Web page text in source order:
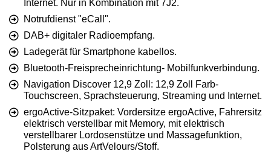
Internet. Nur in Kombination mit 7J2.
Notrufdienst "eCall".
DAB+ digitaler Radioempfang.
Ladegerät für Smartphone kabellos.
Bluetooth-Freisprecheinrichtung- Mobilfunkverbindung.
Navigation Discover 12,9 Zoll: 12,9 Zoll Farb-
Touchscreen, Sprachsteuerung, Streaming und Internet.
ergoActive-Sitzpaket: Vordersitze ergoActive, Fahrersitz
elektrisch verstellbar mit Memory, mit elektrisch
verstellbarer Lordosenstütze und Massagefunktion,
Polsterung aus ArtVelours/Stoff.